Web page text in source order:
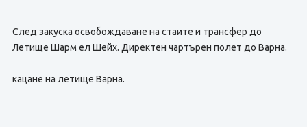
След закуска освобождаване на стаите и трансфер до
Летище Шарм ел Шейх. Директен чартърен полет до Варна.
кацане на летище Варна.